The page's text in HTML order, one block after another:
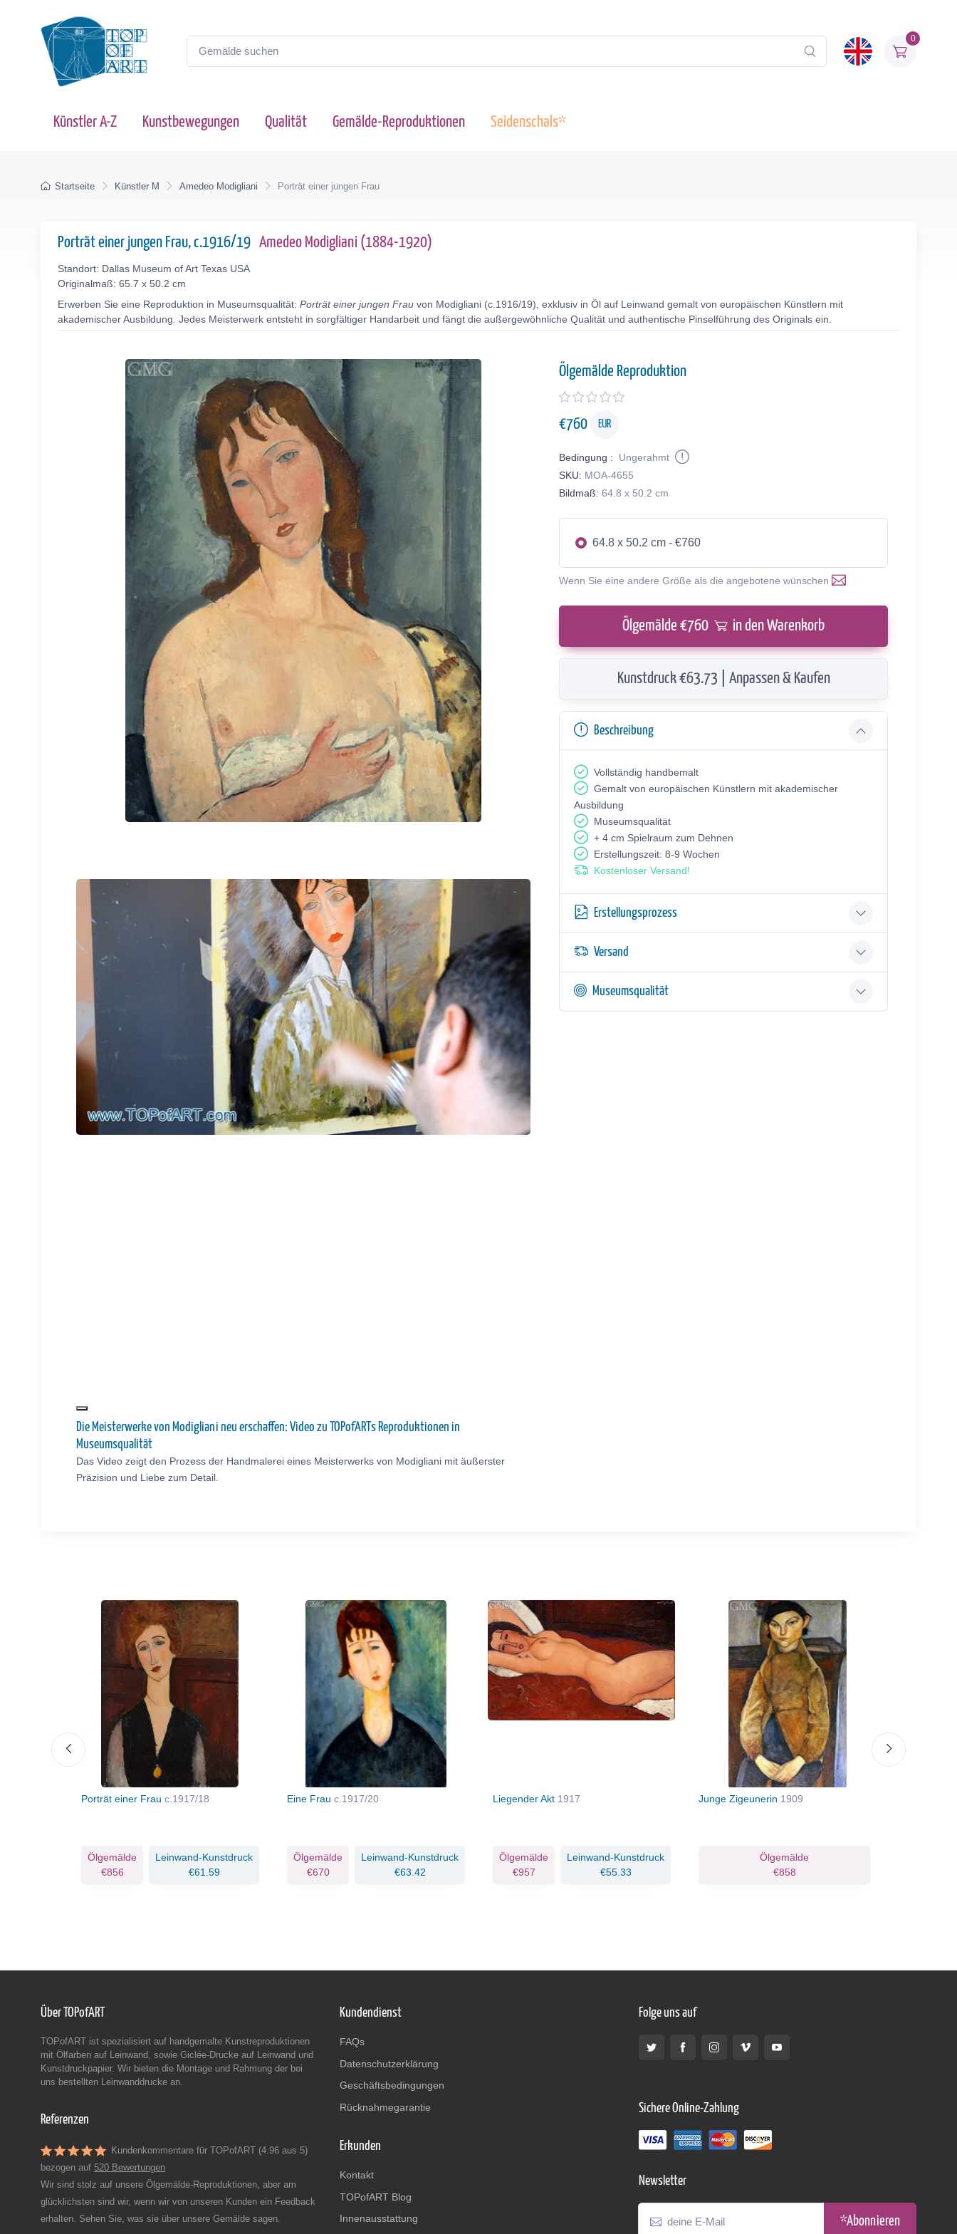
0
Künstler A-Z Kunstbewegungen Qualität Gemälde-Reproduktionen Seidenschals*
Startseite Künstler M Amedeo Modigliani Porträt einer jungen Frau
Porträt einer jungen Frau, c.1916/19 Amedeo Modigliani (1884-1920)
Standort: Dallas Museum of Art Texas USA
Originalmaß: 65.7 x 50.2 cm
Erwerben Sie eine Reproduktion in Museumsqualität: Porträt einer jungen Frau von Modigliani (c.1916/19), exklusiv in Öl auf Leinwand gemalt von europäischen Künstlern mit
akademischer Ausbildung. Jedes Meisterwerk entsteht in sorgfältiger Handarbeit und fängt die außergewöhnliche Qualität und authentische Pinselführung des Originals ein.
Die Meisterwerke von Modigliani neu erschaffen: Video zu TOPofARTs Reproduktionen in
Museumsqualität
Das Video zeigt den Prozess der Handmalerei eines Meisterwerks von Modigliani mit äußerster
Präzision und Liebe zum Detail.
Ölgemälde Reproduktion
€760 EUR
Bedingung :
Ungerahmt
SKU: MOA-4655
Bildmaß: 64.8 x 50.2 cm
64.8 x 50.2 cm - €760
Wenn Sie eine andere Größe als die angebotene wünschen
Ölgemälde €760 in den Warenkorb
Kunstdruck €63.73 | Anpassen & Kaufen
Beschreibung
Vollständig handbemalt
Gemalt von europäischen Künstlern mit akademischer
Ausbildung
Museumsqualität
+ 4 cm Spielraum zum Dehnen
Erstellungszeit: 8-9 Wochen
Kostenloser Versand!
Erstellungsprozess
Versand
Museumsqualität
Porträt einer Frau c.1917/18
Ölgemälde
€856
Leinwand-Kunstdruck
€61.59
Eine Frau c.1917/20
Ölgemälde
€670
Leinwand-Kunstdruck
€63.42
Liegender Akt 1917
Ölgemälde
€957
Leinwand-Kunstdruck
€55.33
Junge Zigeunerin 1909
Ölgemälde
€858
Über TOPofART
TOPofART ist spezialisiert auf handgemalte Kunstreproduktionen
mit Ölfarben auf Leinwand, sowie Giclée-Drucke auf Leinwand und
Kunstdruckpapier. Wir bieten die Montage und Rahmung der bei
uns bestellten Leinwanddrucke an.
Referenzen
Kundenkommentare für TOPofART (4.96 aus 5)
bezogen auf 520 Bewertungen
Wir sind stolz auf unsere Ölgemälde-Reproduktionen, aber am
glücklichsten sind wir, wenn wir von unseren Kunden ein Feedback
erhalten. Sehen Sie, was sie über unsere Gemälde sagen.
Kundendienst
FAQs
Datenschutzerklärung
Geschäftsbedingungen
Rücknahmegarantie
Erkunden
Kontakt
TOPofART Blog
Innenausstattung
Folge uns auf
Sichere Online-Zahlung
Newsletter
*Abonnieren